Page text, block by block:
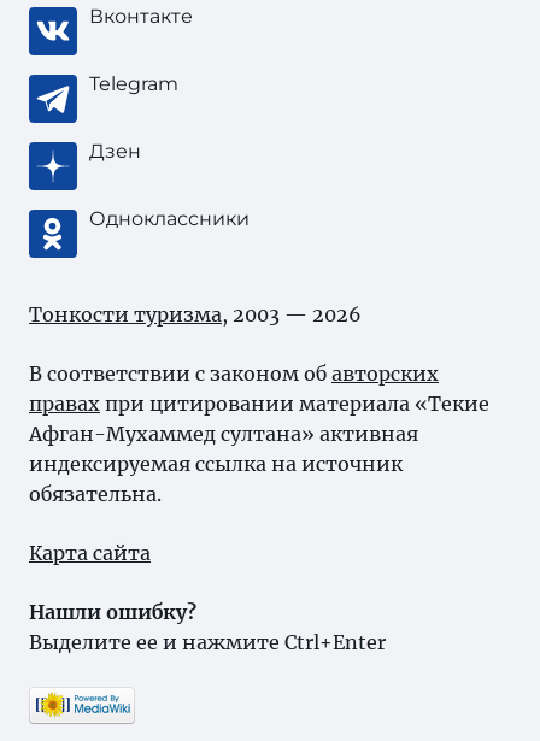
Вконтакте
Telegram
Дзен
Одноклассники
Тонкости туризма, 2003 — 2026
В соответствии с законом об авторских
правах при цитировании материала «Текие
Афган-Мухаммед султана» активная
индексируемая ссылка на источник
обязательна.
Карта сайта
Нашли ошибку?
Выделите ее и нажмите Ctrl+Enter